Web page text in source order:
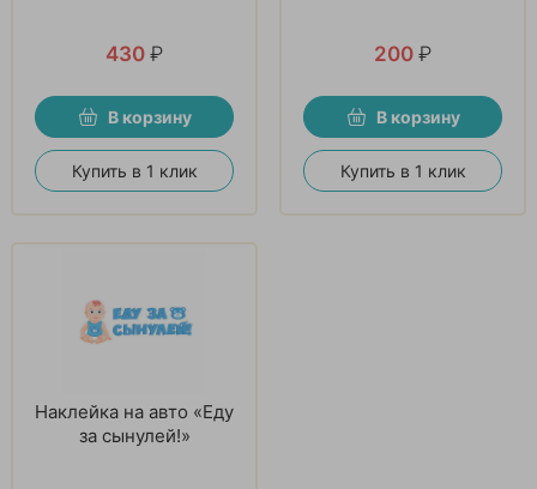
430 ₽
В корзину
Купить в 1 клик
200 ₽
В корзину
Купить в 1 клик
Наклейка на авто «Еду
за сынулей!»